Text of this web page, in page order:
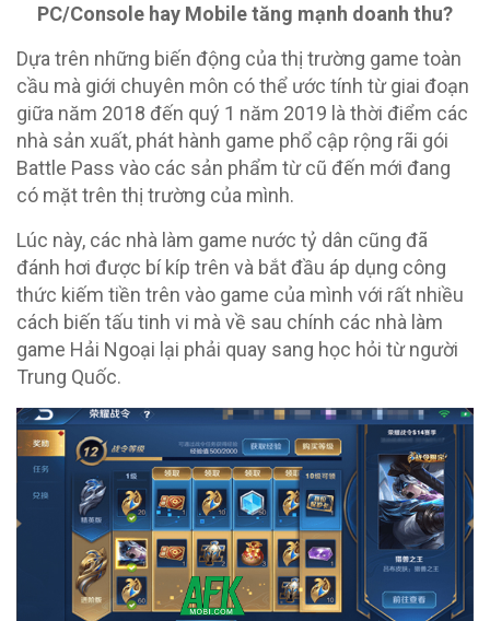
PC/Console hay Mobile tăng mạnh doanh thu?
Dựa trên những biến động của thị trường game toàn
cầu mà giới chuyên môn có thể ước tính từ giai đoạn
giữa năm 2018 đến quý 1 năm 2019 là thời điểm các
nhà sản xuất, phát hành game phổ cập rộng rãi gói
Battle Pass vào các sản phẩm từ cũ đến mới đang
có mặt trên thị trường của mình.
Lúc này, các nhà làm game nước tỷ dân cũng đã
đánh hơi được bí kíp trên và bắt đầu áp dụng công
thức kiếm tiền trên vào game của mình với rất nhiều
cách biến tấu tinh vi mà về sau chính các nhà làm
game Hải Ngoại lại phải quay sang học hỏi từ người
Trung Quốc.